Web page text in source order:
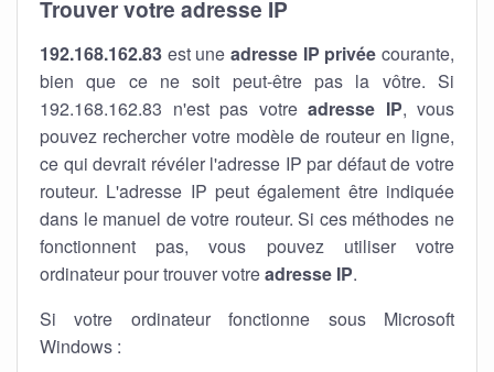
Trouver votre adresse IP
192.168.162.83 est une adresse IP privée courante,
bien que ce ne soit peut-être pas la vôtre. Si
192.168.162.83 n'est pas votre adresse IP, vous
pouvez rechercher votre modèle de routeur en ligne,
ce qui devrait révéler l'adresse IP par défaut de votre
routeur. L'adresse IP peut également être indiquée
dans le manuel de votre routeur. Si ces méthodes ne
fonctionnent pas, vous pouvez utiliser votre
ordinateur pour trouver votreadresse IP.
Si votre ordinateur fonctionne sous Microsoft
Windows :